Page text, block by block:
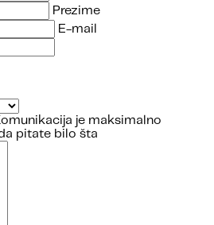
Prezime
E-mail
je maksimalno
pitate bilo šta